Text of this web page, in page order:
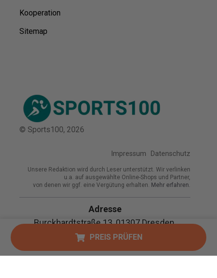
PREIS PRÜFEN
Kooperation
Sitemap
© Sports100, 2026
Impressum Datenschutz
Unsere Redaktion wird durch Leser unterstützt. Wir verlinken
u.a. auf ausgewählte Online-Shops und Partner,
von denen wir ggf. eine Vergütung erhalten. Mehr erfahren.
Adresse
Burckhardtstraße 13, 01307 Dresden,
Deutschland